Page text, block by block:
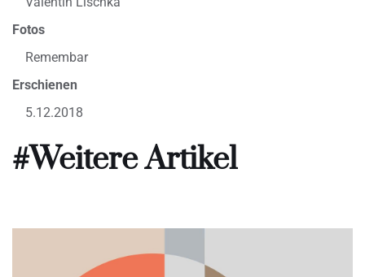
Fotos
Remembar
Erschienen
5.12.2018
#Weitere Artikel